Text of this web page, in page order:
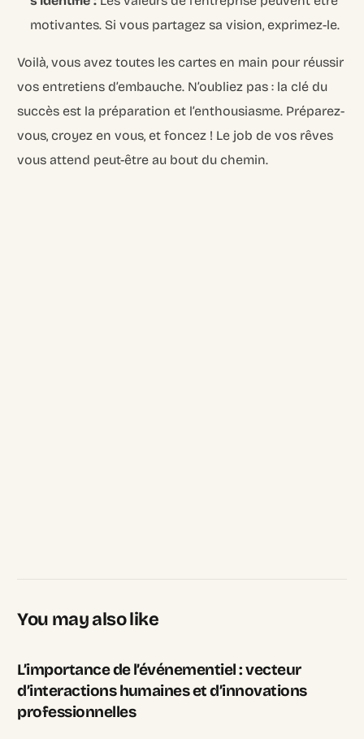
motivantes. Si vous partagez sa vision, exprimez-le.
Voilà, vous avez toutes les cartes en main pour réussir
vos entretiens d’embauche. N’oubliez pas : la clé du
succès est la préparation et l’enthousiasme. Préparez-
vous, croyez en vous, et foncez ! Le job de vos rêves
vous attend peut-être au bout du chemin.
You may also like
L’importance de l’événementiel : vecteur
d’interactions humaines et d’innovations
professionnelles